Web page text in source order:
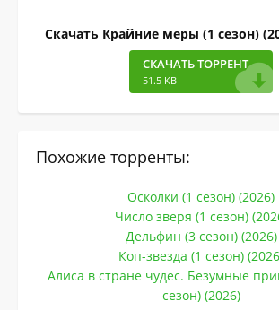
Скачать Крайние меры (1 сезон)
СКАЧАТЬ ТОРРЕНТ
51.5 KB
Похожие торренты:
Осколки (1 сезон) (2026)
Число зверя (1 сезон)
Дельфин (3 сезон) (2026)
Коп-звезда (1 сезон)
Алиса в стране чудес. Безумные
сезон) (2026)